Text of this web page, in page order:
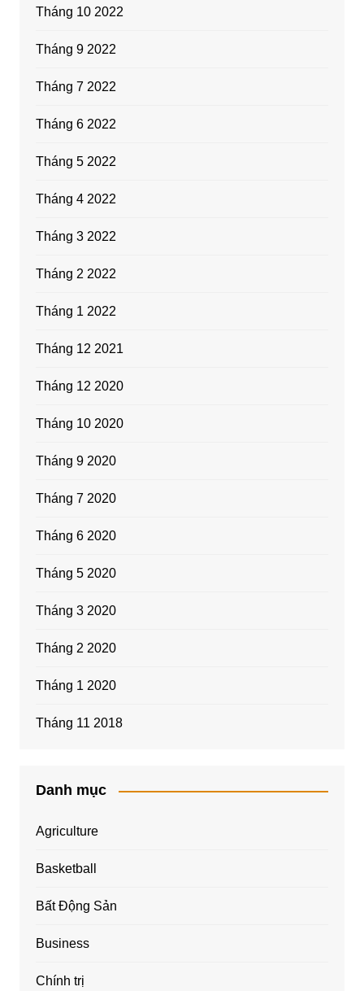
Tháng 10 2022
Tháng 9 2022
Tháng 7 2022
Tháng 6 2022
Tháng 5 2022
Tháng 4 2022
Tháng 3 2022
Tháng 2 2022
Tháng 1 2022
Tháng 12 2021
Tháng 12 2020
Tháng 10 2020
Tháng 9 2020
Tháng 7 2020
Tháng 6 2020
Tháng 5 2020
Tháng 3 2020
Tháng 2 2020
Tháng 1 2020
Tháng 11 2018
Danh mục
Agriculture
Basketball
Bất Động Sản
Business
Chính trị